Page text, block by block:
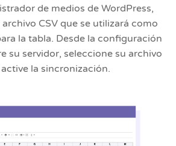
de medios de WordPress,
CSV que se utilizará como
la tabla. Desde la configuración
su servidor, seleccione su archivo
active la sincronización.